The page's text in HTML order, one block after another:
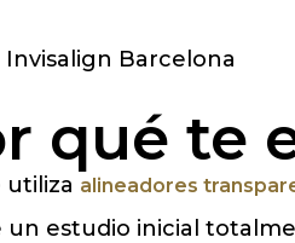
qué te
alineadores
un estudio inicial